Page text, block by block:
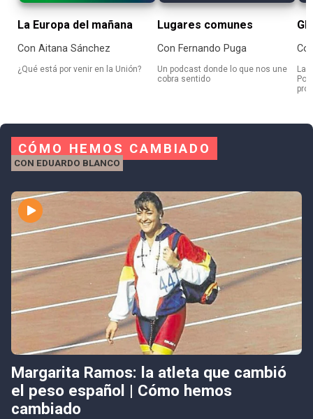
La Europa del mañana
Con Aitana Sánchez
¿Qué está por venir en la Unión?
Lugares comunes
Con Fernando Puga
Un podcast donde lo que nos une
cobra sentido
La
CÓMO HEMOS CAMBIADO
CON EDUARDO BLANCO
Margarita Ramos: la atleta que cambió
el peso español | Cómo hemos
cambiado